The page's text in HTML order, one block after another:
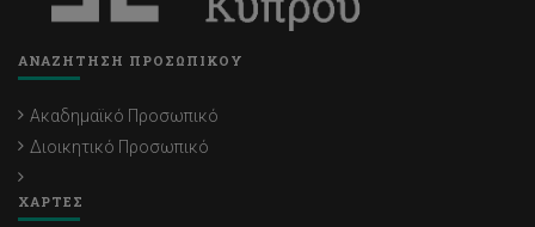
ΑΝΑΖΗΤΗΣΗ ΠΡΟΣΩΠΙΚΟΥ
Ακαδημαϊκό Προσωπικό
Διοικητικό Προσωπικό
ΧΑΡΤΕΣ